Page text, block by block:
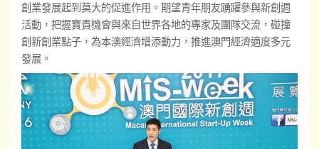
創業發展起到莫大的促進作用。期望青年朋友踴躍參與新創週
活動，把握寶貴機會與來自世界各地的專家及團隊交流，碰撞
創新創業點子，為本澳經濟增添動力，推進澳門經濟適度多元
發展。